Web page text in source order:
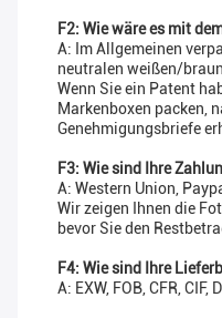
F2: Wie wäre es mit
A: Im Allgemeinen
neutralen weißen/
Wenn Sie ein Patent
Markenboxen packen,
Genehmigungsbriefe
F3: Wie sind Ihre
A: Western Union,
Wir zeigen Ihnen die
bevor Sie den
F4: Wie sind Ihre
A: EXW, FOB, CFR, CIF,